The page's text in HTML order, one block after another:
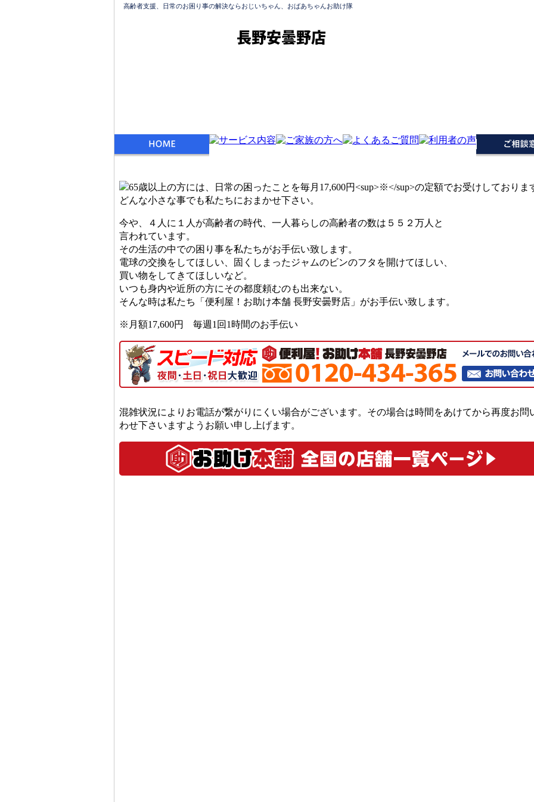
高齢者支援、日常のお困り事の解決ならおじいちゃん、おばあちゃんお助け隊
長野安曇野店
今や、４人に１人が高齢者の時代、一人暮らしの高齢者の数は５５２万人と
言われています。
その生活の中での困り事を私たちがお手伝い致します。
電球の交換をしてほしい、固くしまったジャムのビンのフタを開けてほしい、
買い物をしてきてほしいなど。
いつも身内や近所の方にその都度頼むのも出来ない。
そんな時は私たち「便利屋！お助け本舗 長野安曇野店」がお手伝い致します。
※月額17,600円 毎週1回1時間のお手伝い
混雑状況によりお電話が繋がりにくい場合がございます。その場合は時間をあけてから再度お問
わせ下さいますようお願い申し上げます。